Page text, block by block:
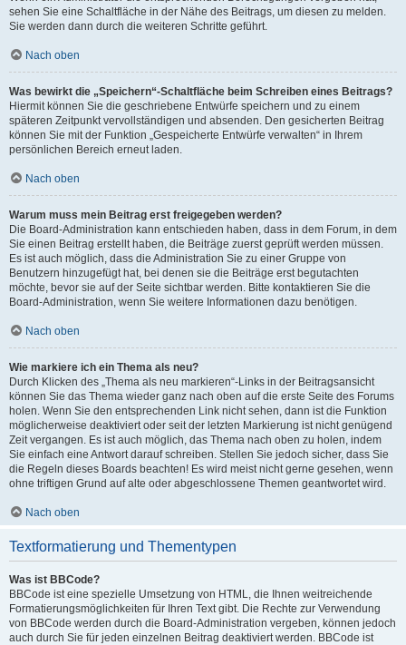
sehen Sie eine Schaltfläche in der Nähe des Beitrags, um diesen zu melden.
Sie werden dann durch die weiteren Schritte geführt.
Nach oben
Was bewirkt die „Speichern“-Schaltfläche beim Schreiben eines Beitrags?
Hiermit können Sie die geschriebene Entwürfe speichern und zu einem
späteren Zeitpunkt vervollständigen und absenden. Den gesicherten Beitrag
können Sie mit der Funktion „Gespeicherte Entwürfe verwalten“ in Ihrem
persönlichen Bereich erneut laden.
Nach oben
Warum muss mein Beitrag erst freigegeben werden?
Die Board-Administration kann entschieden haben, dass in dem Forum, in dem
Sie einen Beitrag erstellt haben, die Beiträge zuerst geprüft werden müssen.
Es ist auch möglich, dass die Administration Sie zu einer Gruppe von
Benutzern hinzugefügt hat, bei denen sie die Beiträge erst begutachten
möchte, bevor sie auf der Seite sichtbar werden. Bitte kontaktieren Sie die
Board-Administration, wenn Sie weitere Informationen dazu benötigen.
Nach oben
Wie markiere ich ein Thema als neu?
Durch Klicken des „Thema als neu markieren“-Links in der Beitragsansicht
können Sie das Thema wieder ganz nach oben auf die erste Seite des Forums
holen. Wenn Sie den entsprechenden Link nicht sehen, dann ist die Funktion
möglicherweise deaktiviert oder seit der letzten Markierung ist nicht genügend
Zeit vergangen. Es ist auch möglich, das Thema nach oben zu holen, indem
Sie einfach eine Antwort darauf schreiben. Stellen Sie jedoch sicher, dass Sie
die Regeln dieses Boards beachten! Es wird meist nicht gerne gesehen, wenn
ohne triftigen Grund auf alte oder abgeschlossene Themen geantwortet wird.
Nach oben
Textformatierung und Thementypen
Was ist BBCode?
BBCode ist eine spezielle Umsetzung von HTML, die Ihnen weitreichende
Formatierungsmöglichkeiten für Ihren Text gibt. Die Rechte zur Verwendung
von BBCode werden durch die Board-Administration vergeben, können jedoch
auch durch Sie für jeden einzelnen Beitrag deaktiviert werden. BBCode ist